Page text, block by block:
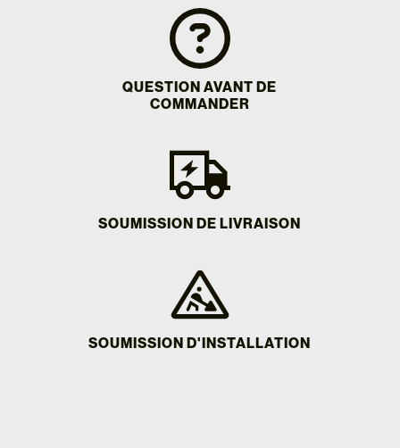
QUESTION AVANT DE
COMMANDER
SOUMISSION DE LIVRAISON
SOUMISSION D'INSTALLATION